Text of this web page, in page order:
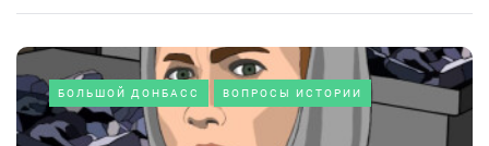
БОЛЬШОЙ ДОНБАСС ВОПРОСЫ ИСТОРИИ